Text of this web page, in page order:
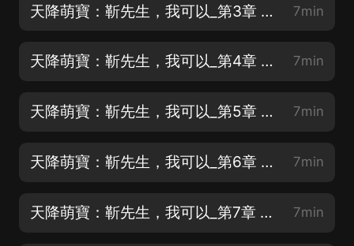
天降萌寶：靳先生，我可以_第3章 蘇蘇 7min
天降萌寶：靳先生，我可以_第4章 只要把他伺候好了 7min
天降萌寶：靳先生，我可以_第5章 怎麼，你認識？ 7min
天降萌寶：靳先生，我可以_第6章 一切都在好起來 7min
天降萌寶：靳先生，我可以_第7章 土包子數學老師蘇夏 7min